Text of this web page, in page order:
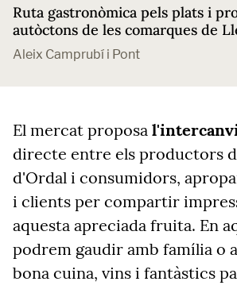
Ruta gastronòmica pels plats i
autòctons de les comarques de
Aleix Camprubí i Pont
El mercat proposa
directe entre els productors
d'Ordal i consumidors,
i clients per compartir
aquesta apreciada fruita. En
podrem gaudir amb família o
bona cuina, vins i fantàstics